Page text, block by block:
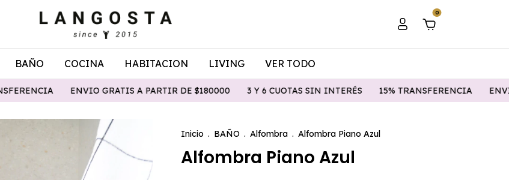
0
BAÑO COCINA HABITACION LIVING VER TODO
GRATIS A PARTIR DE $180000 3 Y 6 CUOTAS SIN INTERÉS 15% TRANSFERENCIA ENVIO GRATIS A
Inicio . BAÑO . Alfombra . Alfombra Piano Azul
Alfombra Piano Azul